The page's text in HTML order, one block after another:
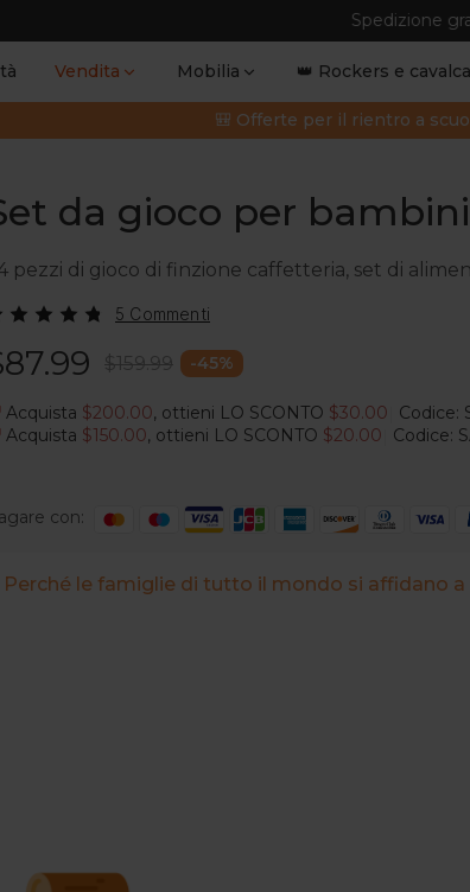
Spedizione gratuita
Vendita Mobilia 👑 Rockers e
🎒 Offerte per il rientro a
da gioco per
pezzi di gioco di finzione caffetteria, set di
5 Commenti
-45%
$159.99
Acquista $200.00, ottieni LO SCONTO $30.00
Codice:
Acquista $150.00, ottieni LO SCONTO $20.00 Codice:
con:
Perché le famiglie di tutto il mondo si affidano a